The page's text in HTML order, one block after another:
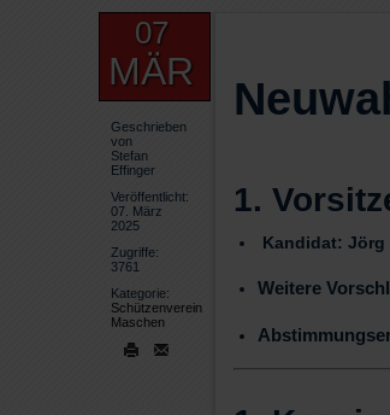
07
MÄR
Geschrieben
von
Stefan
Effinger
Veröffentlicht:
07. März
2025
Zugriffe:
3761
Kategorie:
Schützenverein
Maschen
1.
Kandidat: Jörg
Weitere